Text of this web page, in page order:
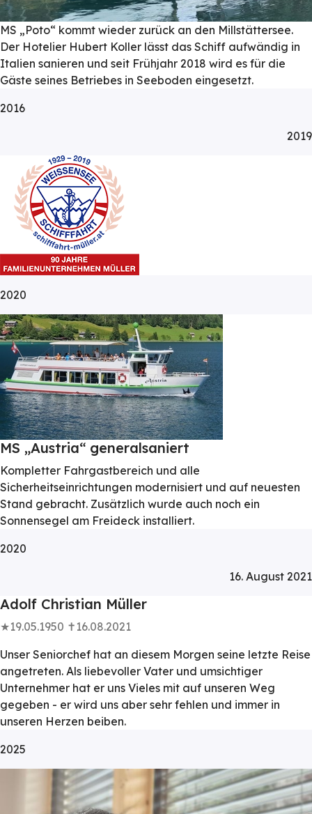
MS „Poto“ kommt wieder zurück an den Millstättersee.
Der Hotelier Hubert Koller lässt das Schiff aufwändig in
Italien sanieren und seit Frühjahr 2018 wird es für die
Gäste seines Betriebes in Seeboden eingesetzt.
2016
2019
2020
MS „Austria“ generalsaniert
Kompletter Fahrgastbereich und alle
Sicherheitseinrichtungen modernisiert und auf neuesten
Stand gebracht. Zusätzlich wurde auch noch ein
Sonnensegel am Freideck installiert.
2020
16. August 2021
Adolf Christian Müller
★19.05.1950 ✝16.08.2021
Unser Seniorchef hat an diesem Morgen seine letzte Reise
angetreten. Als liebevoller Vater und umsichtiger
Unternehmer hat er uns Vieles mit auf unseren Weg
gegeben - er wird uns aber sehr fehlen und immer in
unseren Herzen beiben.
2025